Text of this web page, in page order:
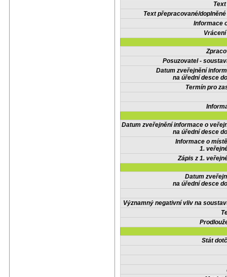
Text přepracované/
Informace
Posuzovatel -
Datum zveřejnění
na úřední desce
Termín pro
Datum zveřejnění informace o
na úřední desce
Informace o
1.
Zápis z 1.
Datum
na úřední desce
Významný negativní vliv na
Stát